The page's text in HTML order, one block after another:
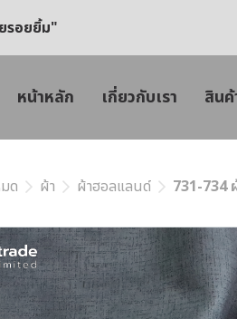
รอยยิ้ม"
หน้าหลัก เกี่ยวกับเรา สินค้
ด ผ้า ผ้าฮอลแลนด์ 731-734